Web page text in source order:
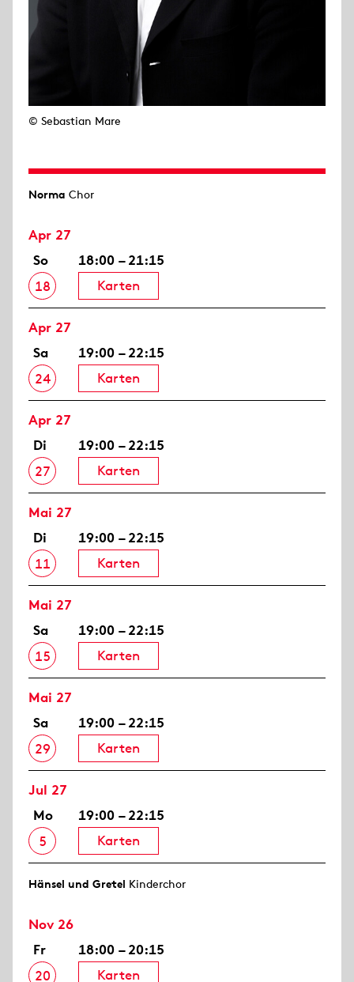
© Sebastian Mare
Norma Chor
Apr 27
So
18
18:00 – 21:15
Karten
Apr 27
Sa
24
19:00 – 22:15
Karten
Apr 27
Di
27
19:00 – 22:15
Karten
Mai 27
Di
11
19:00 – 22:15
Karten
Mai 27
Sa
15
19:00 – 22:15
Karten
Mai 27
Sa
29
19:00 – 22:15
Karten
Jul 27
Mo
5
19:00 – 22:15
Karten
Hänsel und Gretel Kinderchor
Nov 26
Fr
20
18:00 – 20:15
Karten